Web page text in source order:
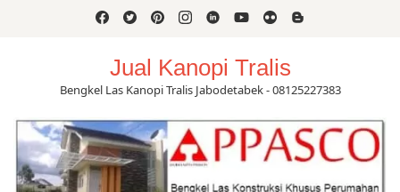
Jual Kanopi Tralis
Bengkel Las Kanopi Tralis Jabodetabek - 08125227383